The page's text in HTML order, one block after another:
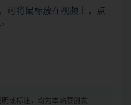
可将鼠标放在视频上，点
或标注，均为本站原创发